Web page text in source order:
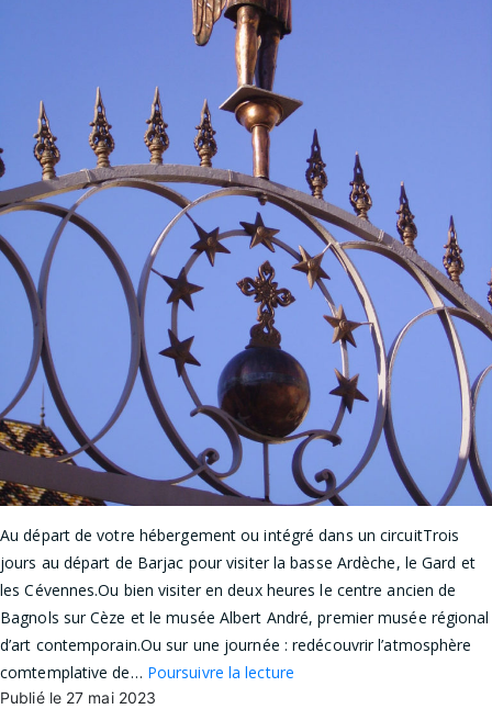
Au départ de votre hébergement ou intégré dans un circuitTrois
jours au départ de Barjac pour visiter la basse Ardèche, le Gard et
les Cévennes.Ou bien visiter en deux heures le centre ancien de
Bagnols sur Cèze et le musée Albert André, premier musée régional
d’art contemporain.Ou sur une journée : redécouvrir l’atmosphère
comtemplative de… Poursuivre la lectureProposition
Publié le 27 mai 2023